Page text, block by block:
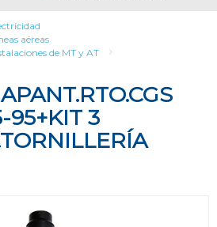
aéreas
de MT y AT
95+KIT 3